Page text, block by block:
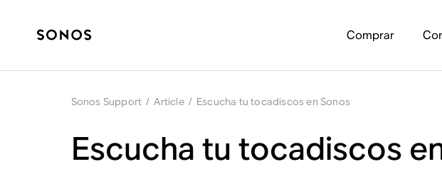
Comprar
Sonos Support / Article / Escucha tu tocadiscos en Sonos
Escucha tu tocadiscos